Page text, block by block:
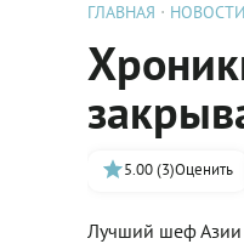
ГЛАВНАЯ НОВОСТИ
5.00 (3)Оценить
Лучший шеф Азии